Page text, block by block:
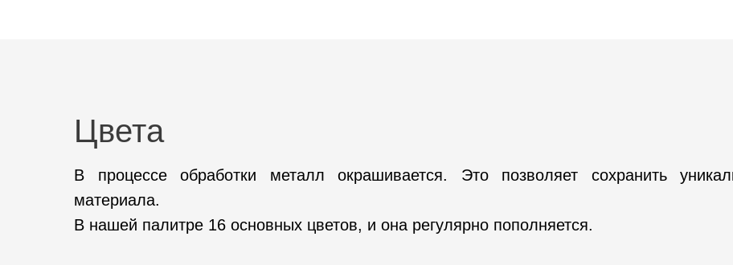
Цвета
В процессе обработки металл окрашивается. Это позволяет сохранить
материала.
В нашей палитре 16 основных цветов, и она регулярно пополняется.